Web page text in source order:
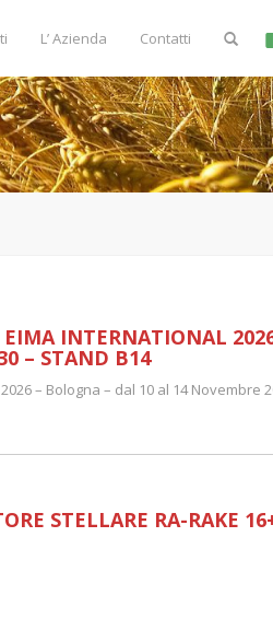
L’ Azienda Contatti
EIMA INTERNATIONAL
– STAND B14
– Bologna – dal 10 al 14 Novembre
STELLARE RA-RAKE